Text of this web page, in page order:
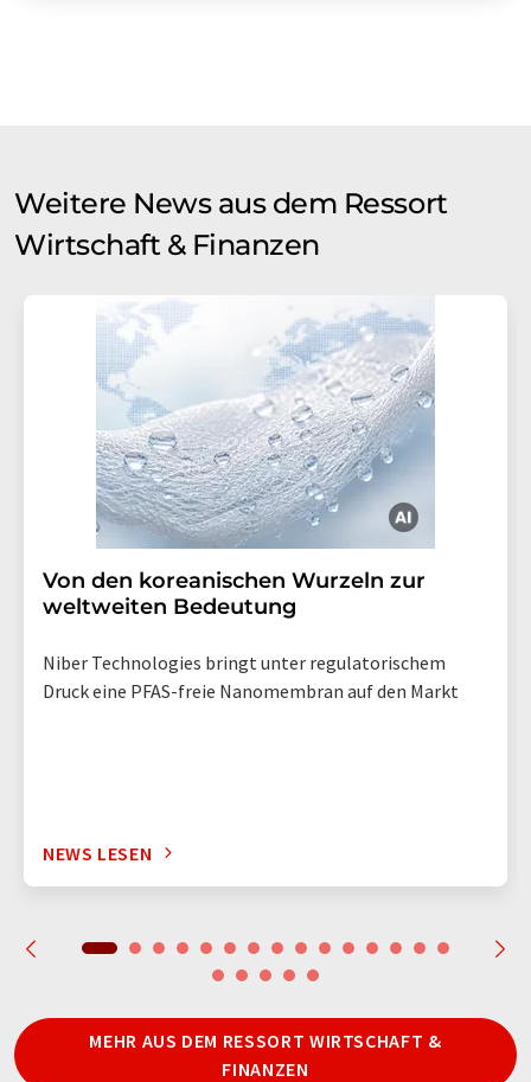
Weitere News aus dem Ressort
Wirtschaft & Finanzen
Von den koreanischen Wurzeln zur
weltweiten Bedeutung
Niber Technologies bringt unter regulatorischem
Druck eine PFAS-freie Nanomembran auf den Markt
NEWS LESEN
MEHR AUS DEM RESSORT WIRTSCHAFT &
FINANZEN